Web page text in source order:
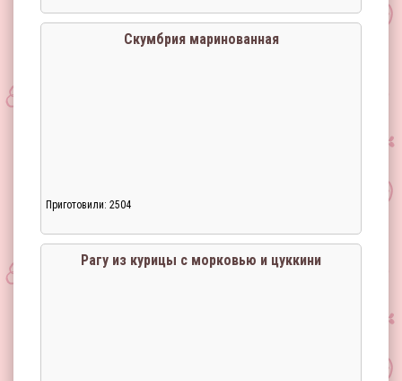
Скумбрия маринованная
Приготовили: 2504
Рагу из курицы с морковью и цуккини